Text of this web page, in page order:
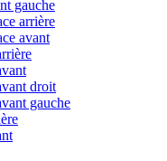
gauche
arrière
avant
droit
gauche